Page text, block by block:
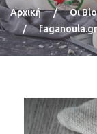
Αρχική /
Οι
/
faganoula.gr